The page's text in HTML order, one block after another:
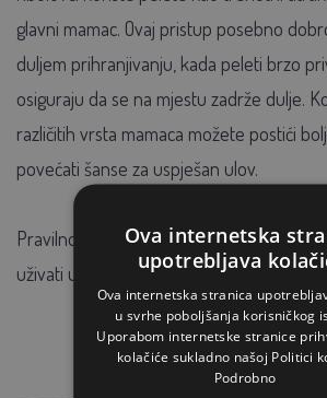
glavni mamac. Ovaj pristup posebno
duljem prihranjivanju, kada peleti brzo
osiguraju da se na mjestu zadrže dulje.
različitih vrsta mamaca možete postići
povećati šanse za uspješan ulov.
Pravilno odabranim mamcem možete
uživati u uspješnijem ribolovu.
Ova internetska
upotrebljava
Ova internetska stranica
u svrhe poboljšanja korisničkog
Uporabom internetske stranice
kolačiće sukladno našoj Politici
Podrobno